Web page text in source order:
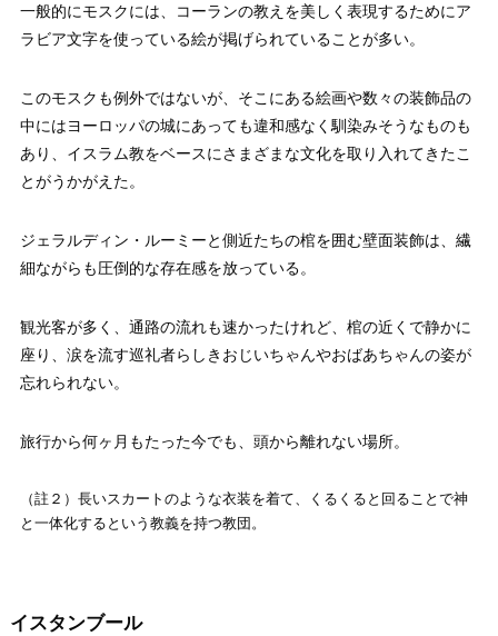
一般的にモスクには、コーランの教えを美しく表現するためにア
ラビア文字を使っている絵が掲げられていることが多い。
このモスクも例外ではないが、そこにある絵画や数々の装飾品の
中にはヨーロッパの城にあっても違和感なく馴染みそうなものも
あり、イスラム教をベースにさまざまな文化を取り入れてきたこ
とがうかがえた。
ジェラルディン・ルーミーと側近たちの棺を囲む壁面装飾は、繊
細ながらも圧倒的な存在感を放っている。
観光客が多く、通路の流れも速かったけれど、棺の近くで静かに
座り、涙を流す巡礼者らしきおじいちゃんやおばあちゃんの姿が
忘れられない。
旅行から何ヶ月もたった今でも、頭から離れない場所。
（註２）長いスカートのような衣装を着て、くるくると回ることで神
と一体化するという教義を持つ教団。
イスタンブール